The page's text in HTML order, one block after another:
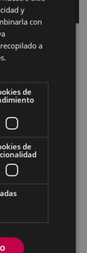
ARETOA
- ANTZOKIA
- ANTZOKIA
- ANTZOKIA
y
con
a
de
de